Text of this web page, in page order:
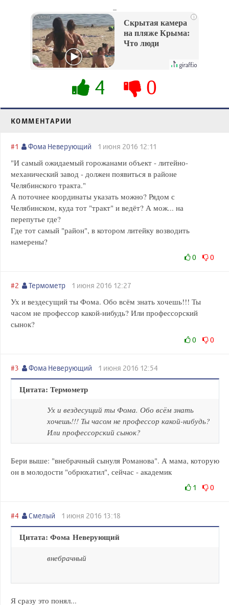
i
Скрытая камера
на пляже Крыма:
Что люди
их не видят...
4 0
КОММЕНТАРИИ
#1 Фома Неверующий 1 июня 2016 12:11
"И самый ожидаемый горожанами объект - литейно-
механический завод - должен появиться в районе
Челябинского тракта."
А поточнее координаты указать можно? Рядом с
Челябинском, куда тот "тракт" и ведёт? А мож... на
перепутье где?
Где тот самый "район", в котором литейку возводить
намерены?
0 0
#2 Термометр 1 июня 2016 12:27
Ух и вездесущий ты Фома. Обо всём знать хочешь!!! Ты
часом не профессор какой-нибудь? Или профессорский
сынок?
0 0
#3 Фома Неверующий 1 июня 2016 12:54
Цитата: Термометр
Ух и вездесущий ты Фома. Обо всём знать
хочешь!!! Ты часом не профессор какой-нибудь?
Или профессорский сынок?
Бери выше: "внебрачный сынуля Романова". А мама, которую
он в молодости "обрюхатил", сейчас - академик
1 0
#4 Смелый 1 июня 2016 13:18
Цитата: Фома Неверующий
внебрачный
Я сразу это понял...